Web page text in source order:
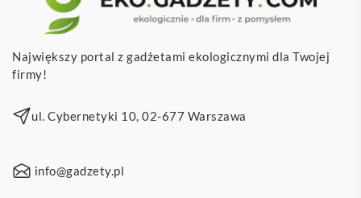
Największy portal z gadżetami ekologicznymi dla Twojej
firmy!
ul. Cybernetyki 10, 02-677 Warszawa
info@gadzety.pl